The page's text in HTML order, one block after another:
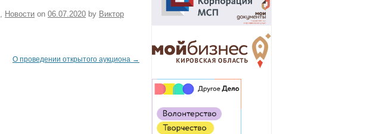
, Новости on 06.07.2020 by Виктор
О проведении открытого аукциона →